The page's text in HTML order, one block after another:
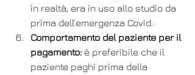
in realtà, era in uso allo studio da
prima dell’emergenza Covid.
Comportamento del paziente per il
pagamento: è preferibile che il
paziente paghi prima della